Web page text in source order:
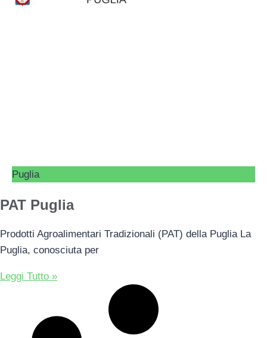
Puglia
PAT Puglia
Prodotti Agroalimentari Tradizionali (PAT) della Puglia La
Puglia, conosciuta per
Leggi Tutto »